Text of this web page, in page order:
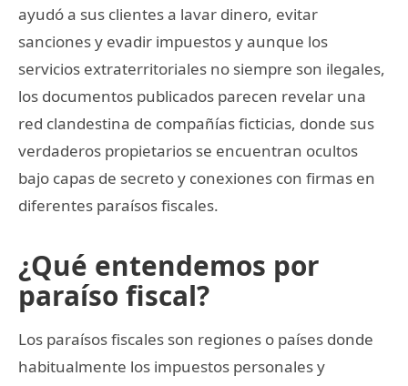
ayudó a sus clientes a lavar dinero, evitar
sanciones y evadir impuestos y aunque los
servicios extraterritoriales no siempre son ilegales,
los documentos publicados parecen revelar una
red clandestina de compañías ficticias, donde sus
verdaderos propietarios se encuentran ocultos
bajo capas de secreto y conexiones con firmas en
diferentes paraísos fiscales.
¿Qué entendemos por
paraíso fiscal?
Los paraísos fiscales son regiones o países donde
habitualmente los impuestos personales y